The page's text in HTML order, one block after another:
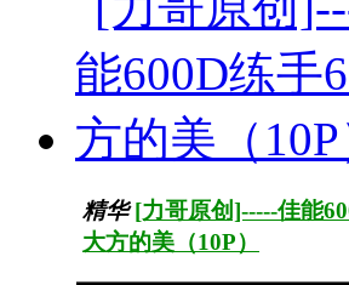
精华 [力哥原创]-----佳能
大方的美（10P）